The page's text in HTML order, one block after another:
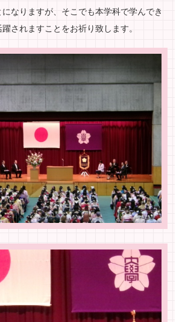
なりますが、そこでも本学科で学んでき
されますことをお祈り致します。